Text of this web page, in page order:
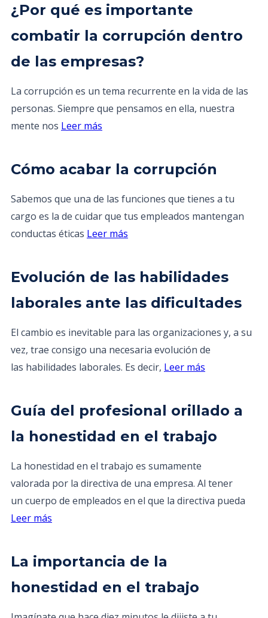
¿Por qué es importante
combatir la corrupción dentro
de las empresas?
La corrupción es un tema recurrente en la vida de las
personas. Siempre que pensamos en ella, nuestra
mente nos Leer más
Cómo acabar la corrupción
Sabemos que una de las funciones que tienes a tu
cargo es la de cuidar que tus empleados mantengan
conductas éticas Leer más
Evolución de las habilidades
laborales ante las dificultades
El cambio es inevitable para las organizaciones y, a su
vez, trae consigo una necesaria evolución de
las habilidades laborales. Es decir, Leer más
Guía del profesional orillado a
la honestidad en el trabajo
La honestidad en el trabajo es sumamente
valorada por la directiva de una empresa. Al tener
un cuerpo de empleados en el que la directiva pueda
Leer más
La importancia de la
honestidad en el trabajo